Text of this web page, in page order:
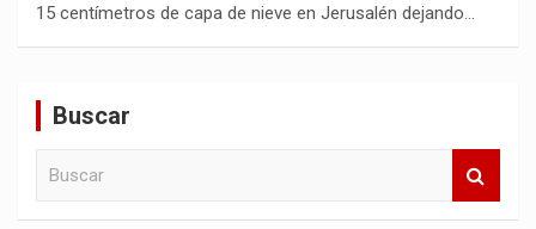
15 centímetros de capa de nieve en Jerusalén dejando…
Buscar